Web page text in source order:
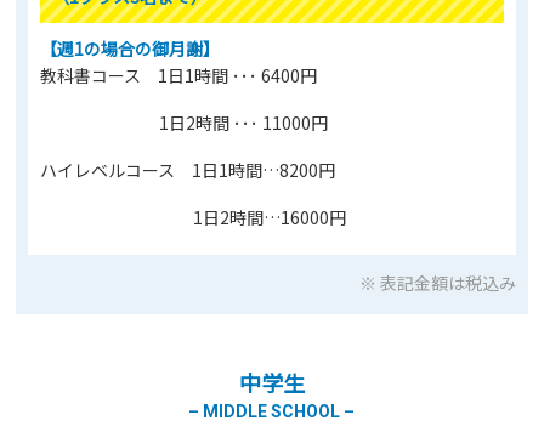
【週1の場合の御月謝】
教科書コース 1日1時間 ･･･ 6400円
1日2時間 ･･･ 11000円
ハイレベルコース 1日1時間…8200円
1日2時間…16000円
※ 表記金額は税込み
中学生
– MIDDLE SCHOOL –